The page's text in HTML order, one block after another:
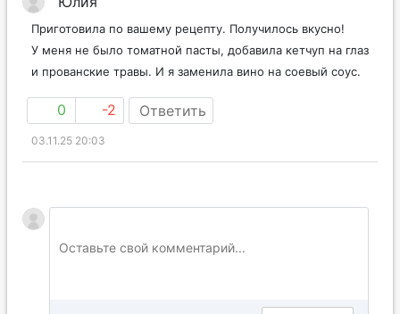
Приготовила по вашему рецепту. Получилось вкусно!
У меня не было томатной пасты, добавила кетчуп на глаз
и прованские травы. И я заменила вино на соевый соус.
0 -2 Ответить
03.11.25 20:03